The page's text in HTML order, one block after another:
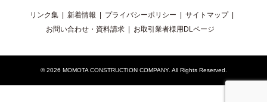
リンク集 新着情報 プライバシーポリシー
サイトマップ
お問い合わせ・資料請求
お取引業者様用DLページ
© 2026 MOMOTA CONSTRUCTION COMPANY. All Rights Reserved.